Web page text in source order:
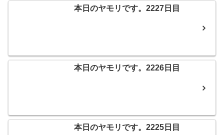
本日のヤモリです。2227日目
本日のヤモリです。2226日目
本日のヤモリです。2225日目